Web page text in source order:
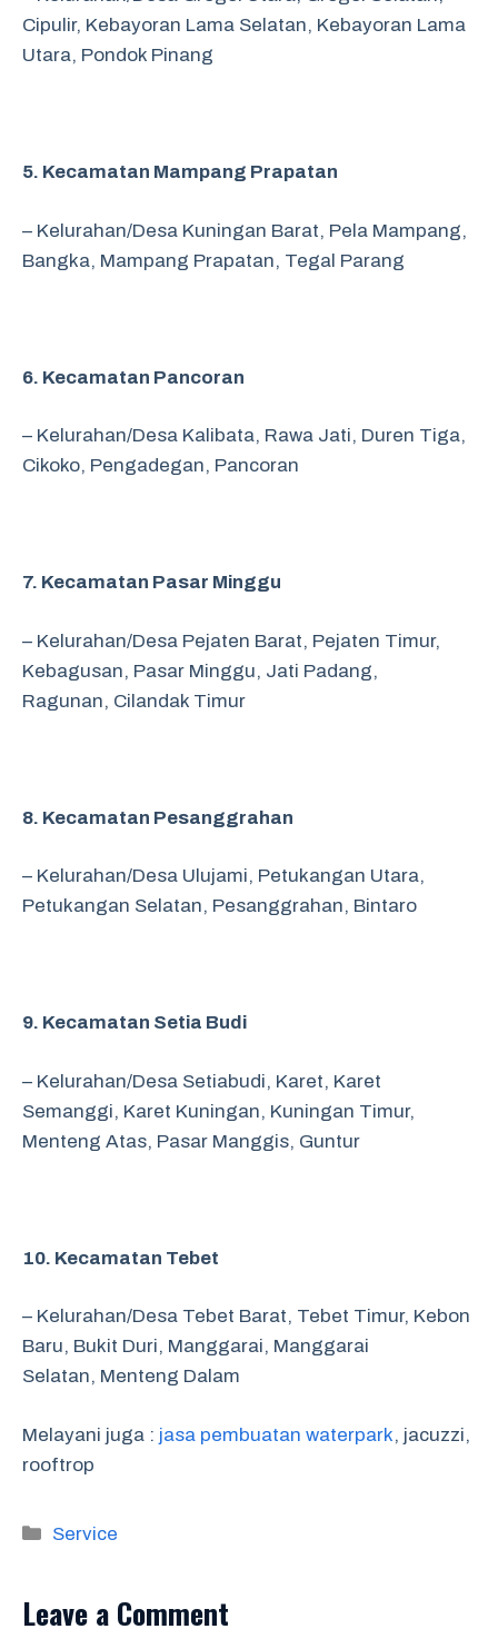
Cipulir, Kebayoran Lama Selatan, Kebayoran Lama
Utara, Pondok Pinang
5. Kecamatan Mampang Prapatan
– Kelurahan/Desa Kuningan Barat, Pela Mampang,
Bangka, Mampang Prapatan, Tegal Parang
6. Kecamatan Pancoran
– Kelurahan/Desa Kalibata, Rawa Jati, Duren Tiga,
Cikoko, Pengadegan, Pancoran
7. Kecamatan Pasar Minggu
– Kelurahan/Desa Pejaten Barat, Pejaten Timur,
Kebagusan, Pasar Minggu, Jati Padang,
Ragunan, Cilandak Timur
8. Kecamatan Pesanggrahan
– Kelurahan/Desa Ulujami, Petukangan Utara,
Petukangan Selatan, Pesanggrahan, Bintaro
9. Kecamatan Setia Budi
– Kelurahan/Desa Setiabudi, Karet, Karet
Semanggi, Karet Kuningan, Kuningan Timur,
Menteng Atas, Pasar Manggis, Guntur
10. Kecamatan Tebet
– Kelurahan/Desa Tebet Barat, Tebet Timur, Kebon
Baru, Bukit Duri, Manggarai, Manggarai
Selatan, Menteng Dalam
Melayani juga : jasa pembuatan waterpark, jacuzzi,
rooftrop
Categories
Service
Leave a Comment